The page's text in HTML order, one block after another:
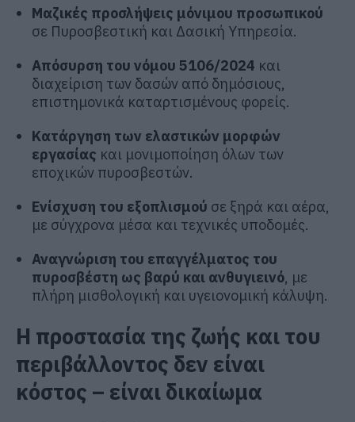
Μαζικές προσλήψεις μόνιμου προσωπικού
σε Πυροσβεστική και Δασική Υπηρεσία.
Απόσυρση του νόμου 5106/2024 και
διαχείριση των δασών από δημόσιους,
επιστημονικά καταρτισμένους φορείς.
Κατάργηση των ελαστικών μορφών
εργασίας και μονιμοποίηση όλων των
εποχικών πυροσβεστών.
Ενίσχυση του εξοπλισμού σε ξηρά και αέρα,
με σύγχρονα μέσα και τεχνικές υποδομές.
Αναγνώριση του επαγγέλματος του
πυροσβέστη ως βαρύ και ανθυγιεινό, με
πλήρη μισθολογική και υγειονομική κάλυψη.
Η προστασία της ζωής και του
περιβάλλοντος δεν είναι
κόστος – είναι δικαίωμα